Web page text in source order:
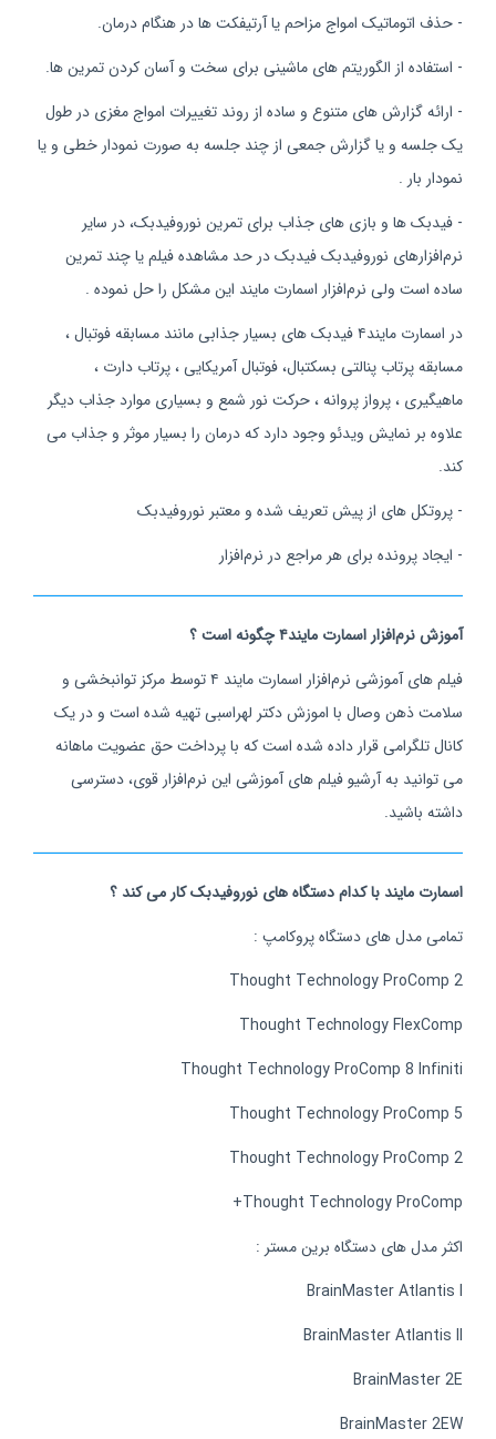
- حذف اتوماتیک امواج مزاحم یا آرتیفکت ها در هنگام درمان.
- استفاده از الگوریتم های ماشینی برای سخت و آسان کردن تمرین ها.
- ارائه گزارش های متنوع و ساده از روند تغییرات امواج مغزی در طول
یک جلسه و یا گزارش جمعی از چند جلسه به صورت نمودار خطی و یا
نمودار بار .
- فیدبک ها و بازی های جذاب برای تمرین نوروفیدبک، در سایر
نرم‌افزارهای نوروفیدبک فیدبک در حد مشاهده فیلم یا چند تمرین
ساده است ولی نرم‌افزار اسمارت مایند این مشکل را حل نموده .
در اسمارت مایند۴ فیدبک های بسیار جذابی مانند مسابقه فوتبال ،
مسابقه پرتاب پنالتی بسکتبال، فوتبال آمریکایی ، پرتاب دارت ،
ماهیگیری ، پرواز پروانه ، حرکت نور شمع و بسیاری موارد جذاب دیگر
علاوه بر نمایش ویدئو وجود دارد که درمان را بسیار موثر و جذاب می
کند.
- پروتکل های از پیش تعریف شده و معتبر نوروفیدبک
- ایجاد پرونده برای هر مراجع در نرم‌افزار
آموزش نرم‌افزار اسمارت مایند۴ چگونه است ؟
فیلم های آموزشی نرم‌افزار اسمارت مایند ۴ توسط مرکز توانبخشی و
سلامت ذهن وصال با اموزش دکتر لهراسبی تهیه شده است و در یک
کانال تلگرامی قرار داده شده است که با پرداخت حق عضویت ماهانه
می توانید به آرشیو فیلم های آموزشی این نرم‌افزار قوی، دسترسی
داشته باشید.
اسمارت مایند با کدام دستگاه های نوروفیدبک کار می کند ؟
تمامی مدل های دستگاه پروکامپ :
Thought Technology ProComp 2
Thought Technology FlexComp
Thought Technology ProComp 8 Infiniti
Thought Technology ProComp 5
Thought Technology ProComp 2
Thought Technology ProComp+
اکثر مدل های دستگاه برین مستر :
BrainMaster Atlantis I
BrainMaster Atlantis II
BrainMaster 2E
BrainMaster 2EW